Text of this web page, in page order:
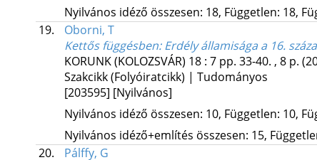
Nyilvános idéző összesen: 18, Független: 18,
19.
Oborni, T
Kettős függésben: Erdély államisága a 16.
KORUNK (KOLOZSVÁR) 18: 7 pp. 33-40. , 8 p.
Szakcikk (Folyóiratcikk) | Tudományos
[203595] [Nyilvános]
Nyilvános idéző összesen: 10, Független: 10,
Nyilvános idéző+említés összesen: 15,
20.
Pálffy, G